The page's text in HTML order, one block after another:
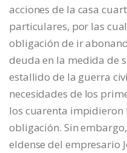
acciones de la casa
particulares, por las
obligación de ir
deuda en la medida de
estallido de la guerra
necesidades de los
los cuarenta impidieron
obligación. Sin
eldense del empresario